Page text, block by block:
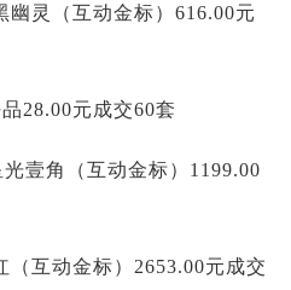
幽灵（互动金标）616.00元
28.00元成交60套
壹角（互动金标）1199.00
（互动金标）2653.00元成交